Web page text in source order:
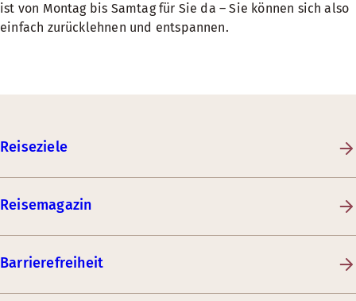
ist von Montag bis Samtag für Sie da – Sie können sich also
einfach zurücklehnen und entspannen.
Reiseziele
Reisemagazin
Barrierefreiheit